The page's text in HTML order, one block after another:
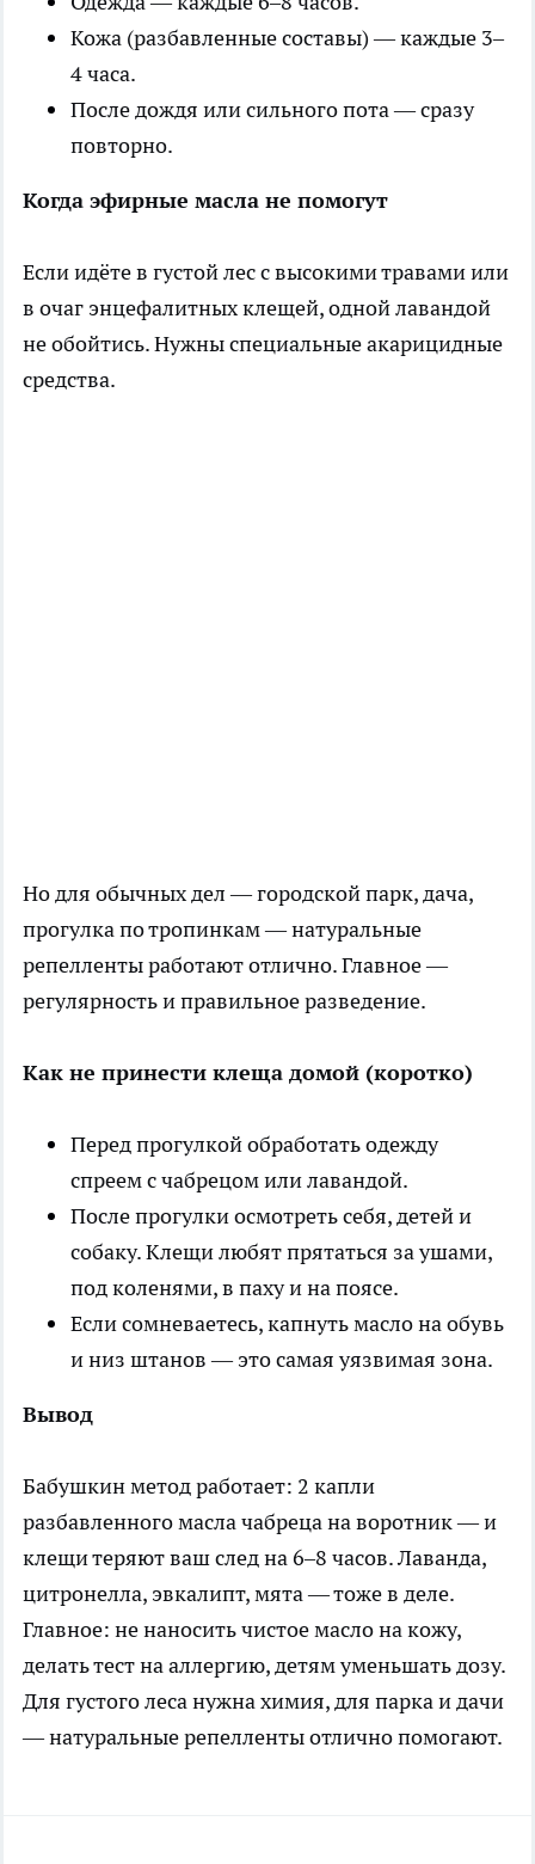
Кожа (разбавленные составы) — каждые 3–
4 часа.
После дождя или сильного пота — сразу
повторно.
Когда эфирные масла не помогут
Если идёте в густой лес с высокими травами или
в очаг энцефалитных клещей, одной лавандой
не обойтись. Нужны специальные акарицидные
средства.
Но для обычных дел — городской парк, дача,
прогулка по тропинкам — натуральные
репелленты работают отлично. Главное —
регулярность и правильное разведение.
Как не принести клеща домой (коротко)
Перед прогулкой обработать одежду
спреем с чабрецом или лавандой.
После прогулки осмотреть себя, детей и
собаку. Клещи любят прятаться за ушами,
под коленями, в паху и на поясе.
Если сомневаетесь, капнуть масло на обувь
и низ штанов — это самая уязвимая зона.
Вывод
Бабушкин метод работает: 2 капли
разбавленного масла чабреца на воротник — и
клещи теряют ваш след на 6–8 часов. Лаванда,
цитронелла, эвкалипт, мята — тоже в деле.
Главное: не наносить чистое масло на кожу,
делать тест на аллергию, детям уменьшать дозу.
Для густого леса нужна химия, для парка и дачи
— натуральные репелленты отлично помогают.